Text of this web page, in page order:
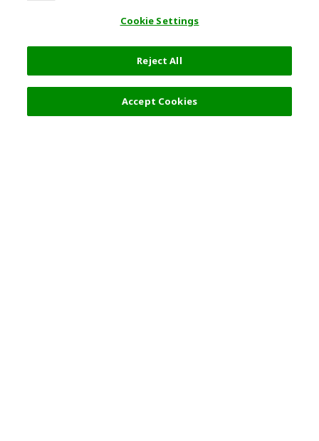
Cookie Settings
Reject All
Accept Cookies